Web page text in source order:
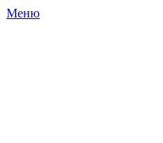
Меню